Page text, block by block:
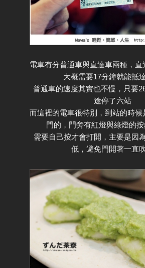
電車有分普通車與直達車兩種，直
大概需要17分鐘就能抵
普通車的速度其實也不慢，只要
途停了六站
而這裡的電車很特別，到站的時
門的，門旁有紅燈與綠燈的
需要自己按才會打開，主要是因
低，避免門開著一直